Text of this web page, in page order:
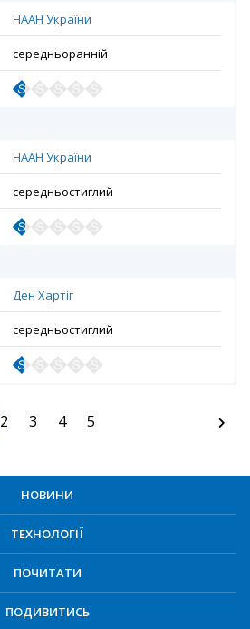
НААН України
середньоранній
НААН України
середньостиглий
Ден Хартіг
середньостиглий
2 3 4 5
НОВИНИ
ТЕХНОЛОГІЇ
ПОЧИТАТИ
ПОДИВИТИСЬ